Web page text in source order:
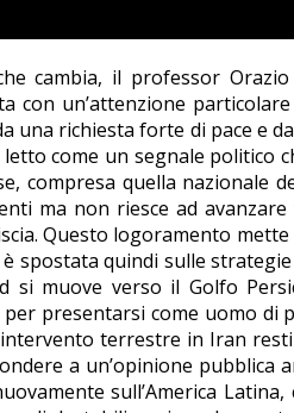
cambia, il professor
con un’attenzione
una richiesta forte di pace e
come un segnale politico
compresa quella
ma non riesce ad
Questo logoramento
spostata quindi sulle
si muove verso il Golfo
presentarsi come uomo
terrestre in Iran
a un’opinione
sull’America